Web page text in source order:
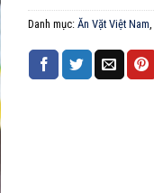
Danh mục: Ăn Vặt Việt Nam